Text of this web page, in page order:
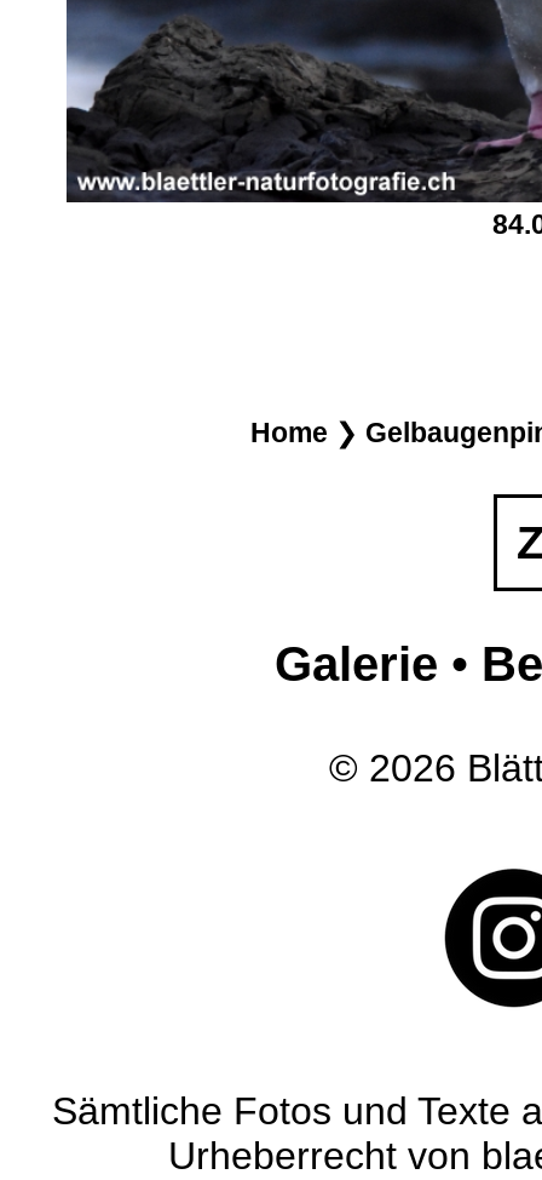
Home ❯
Galerie •
© 2026
Sämtliche Fotos und Texte
Urheberrecht von